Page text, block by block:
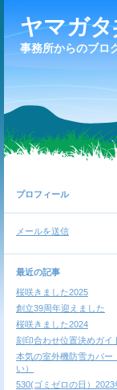
ヤマガ
事務所からのブロ
プロフィール
メールを送信
最近の記事
桜咲きました2025
創立39周年迎えました
桜咲きました2024
刻印合わせ位置決めガイ
本気の室外機防雪カバー
い）
530(ゴミゼロの日）2023